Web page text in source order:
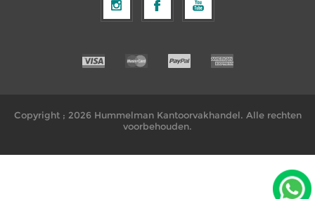
Copyright ; 2026 Hummelman Kantoorvakhandel. Alle rechten
voorbehouden.